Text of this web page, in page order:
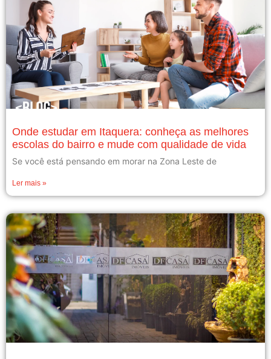
Onde estudar em Itaquera: conheça as melhores
escolas do bairro e mude com qualidade de vida
Se você está pensando em morar na Zona Leste de
Ler mais »